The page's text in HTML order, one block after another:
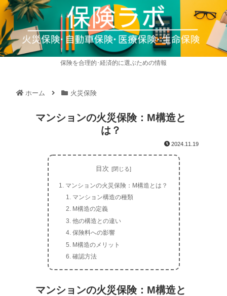
保険を合理的･経済的に選ぶための情報
ホーム 火災保険
マンションの火災保険：M構造と
は？
2024.11.19
目次
マンションの火災保険：M構造とは？
マンション構造の種類
M構造の定義
他の構造との違い
保険料への影響
M構造のメリット
確認方法
マンションの火災保険：M構造と